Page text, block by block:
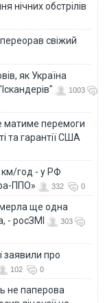
нічних обстрілів
свіжий
як Україна
1003
матиме перемоги
та гарантії США
км/год - у РФ
ППО»
332 0
ще одна
- росЗМІ
303
заявили про
102 0
не паперова